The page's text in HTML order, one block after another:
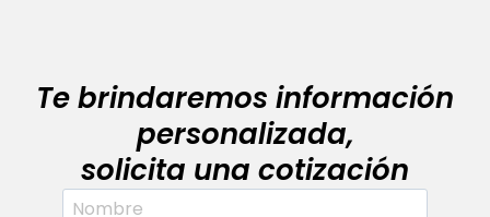
Te brindaremos información
personalizada,
solicita una cotización